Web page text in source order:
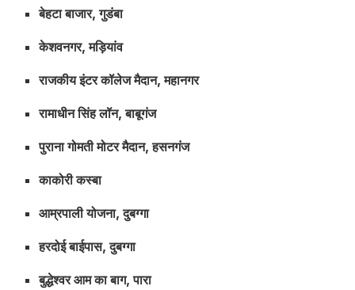
बेहटा बाजार, गुडंबा
केशवनगर, मड़ियांव
राजकीय इंटर कॉलेज मैदान, महानगर
रामाधीन सिंह लॉन, बाबूगंज
पुराना गोमती मोटर मैदान, हसनगंज
काकोरी कस्बा
आम्रपाली योजना, दुबग्गा
हरदोई बाईपास, दुबग्गा
बुद्धेश्वर आम का बाग, पारा